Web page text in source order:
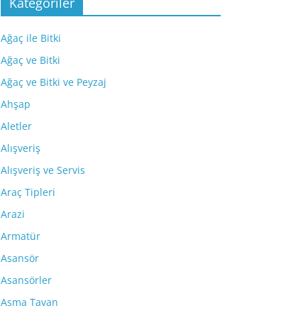
Ağaç ile Bitki
Ağaç ve Bitki
Ağaç ve Bitki ve Peyzaj
Ahşap
Aletler
Alışveriş
Alışveriş ve Servis
Araç Tipleri
Arazi
Armatür
Asansör
Asansörler
Asma Tavan